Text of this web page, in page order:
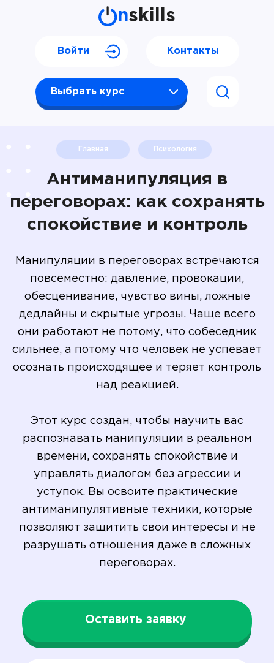
nskills
Выбрать курс
Войти Контакты
Главная Психология
Антиманипуляция в
переговорах: как сохранять
спокойствие и контроль
Манипуляции в переговорах встречаются
повсеместно: давление, провокации,
обесценивание, чувство вины, ложные
дедлайны и скрытые угрозы. Чаще всего
они работают не потому, что собеседник
сильнее, а потому что человек не успевает
осознать происходящее и теряет контроль
над реакцией.
Этот курс создан, чтобы научить вас
распознавать манипуляции в реальном
времени, сохранять спокойствие и
управлять диалогом без агрессии и
уступок. Вы освоите практические
антиманипулятивные техники, которые
позволяют защитить свои интересы и не
разрушать отношения даже в сложных
переговорах.
Оставить заявку